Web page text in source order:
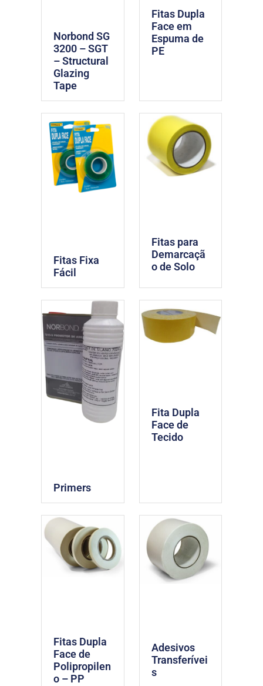
Norbond SG
3200 – SGT
– Structural
Glazing
Tape
Fitas Dupla
Face em
Espuma de
PE
Fitas Fixa
Fácil
Fitas para
Demarcaçã
o de Solo
Primers
Fita Dupla
Face de
Tecido
Fitas Dupla
Face de
Polipropilen
o – PP
Adesivos
Transferívei
s